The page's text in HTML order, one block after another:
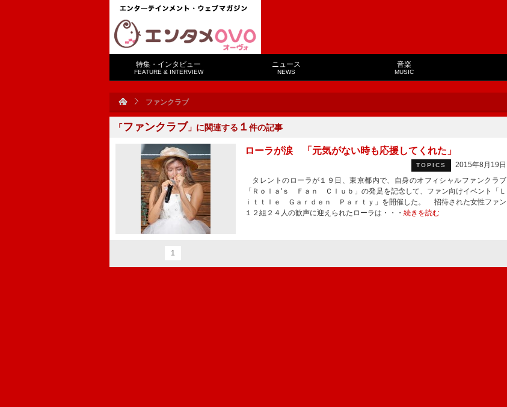
特集・インタビュー
FEATURE & INTERVIEW
ニュース
NEWS
音楽
MUSIC
ファンクラブ
「ファンクラブ 」に関連する １ 件の記事
ローラが涙 「元気がない時も応援してくれた」
TOPICS
2015年8月19日
タレントのローラが１９日、東京都内で、自身のオフィシャルファンクラブ
「Ｒｏｌａ'ｓ Ｆａｎ Ｃｌｕｂ」の発足を記念して、ファン向けイベント「Ｌ
ｉｔｔｌｅ Ｇａｒｄｅｎ Ｐａｒｔｙ」を開催した。 招待された女性ファン
１２組２４人の歓声に迎えられたローラは・・・ 続きを読む
1